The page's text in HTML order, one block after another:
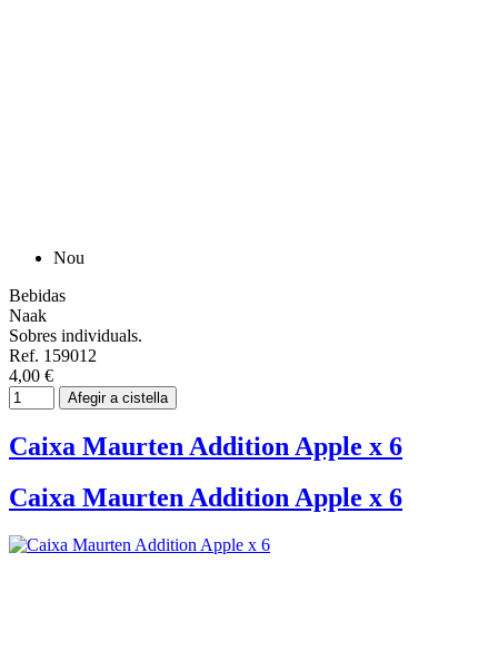
Nou
Bebidas
Naak
Sobres individuals.
Ref. 159012
4,00 €
Afegir a cistella
Caixa Maurten Addition Apple x 6
Caixa Maurten Addition Apple x 6